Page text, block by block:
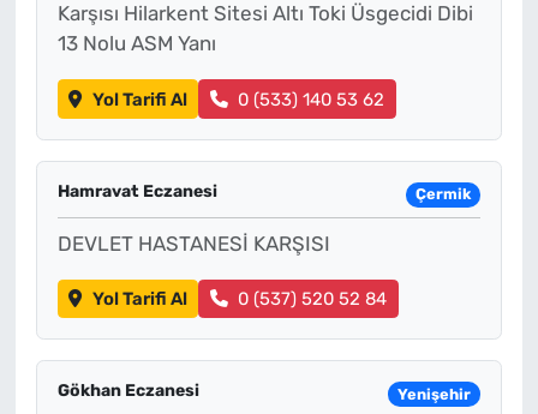
Karşısı Hilarkent Sitesi Altı Toki Üsgecidi Dibi
13 Nolu ASM Yanı
Yol Tarifi Al 0 (533) 140 53 62
Hamravat Eczanesi Çermik
DEVLET HASTANESİ KARŞISI
Yol Tarifi Al 0 (537) 520 52 84
Gökhan Eczanesi Yenişehir